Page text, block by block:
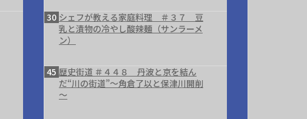
30 シェフが教える家庭料理 ＃３７ 豆
乳と漬物の冷やし酸辣麺（サンラーメ
ン）
45 歴史街道 ＃４４８ 丹波と京を結ん
だ“川の街道”～角倉了以と保津川開削
～